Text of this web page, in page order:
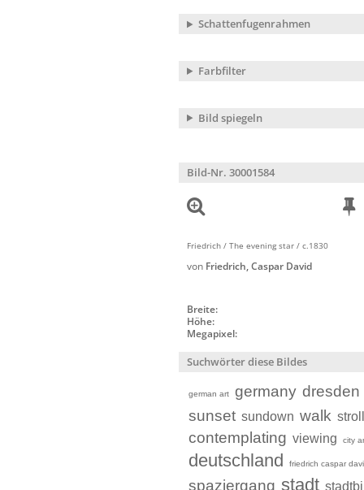
Schattenfugenrahmen
Farbfilter
Bild spiegeln
Bild-Nr. 30001584
Friedrich / The evening star / c.1830
von Friedrich, Caspar David
Breite:
Höhe:
Megapixel:
Suchwörter diese Bildes
german art germany dresden
sunset sundown walk stroll
contemplating viewing city
deutschland friedrich caspar
spaziergang stadt